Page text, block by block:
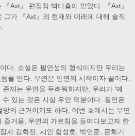
『Axt』 편집장 백다흠이 맡았다. 『Axt』
그가 『Axt』의 현재와 미래에 대해 솔직
다. 소설은 필연성의 형식이지만 우리는
을 안다. 우연은 인연의 시작이자 끝이다.
재는 우연을 두려워하지만, 우리가 ‘예
수 있는 것은 사실 우연 덕분이다. 필연은
의 근거이기도 하다. 이번 호에서는 우연
즐거움, 우연의 가르침을 들여다보고자 한
자 김화진, 시인 함성호, 박연준, 문화기